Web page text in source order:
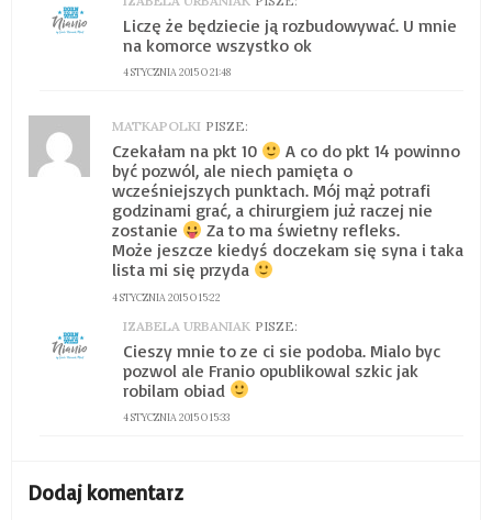
4 STYCZNIA 2015 O 21:48
Liczę że będziecie ją rozbudowywać. U mnie
na komorce wszystko ok
MATKAPOLKI PISZE:
4 STYCZNIA 2015 O 15:22
Czekałam na pkt 10
A co do pkt 14 powinno
być pozwól, ale niech pamięta o
wcześniejszych punktach. Mój mąż potrafi
godzinami grać, a chirurgiem już raczej nie
zostanie
Za to ma świetny refleks.
Może jeszcze kiedyś doczekam się syna i taka
lista mi się przyda
IZABELA URBANIAK PISZE:
4 STYCZNIA 2015 O 15:33
Cieszy mnie to ze ci sie podoba. Mialo byc
pozwol ale Franio opublikowal szkic jak
robilam obiad
Dodaj komentarz